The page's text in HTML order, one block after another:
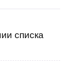
списка